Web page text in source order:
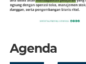
Agenda